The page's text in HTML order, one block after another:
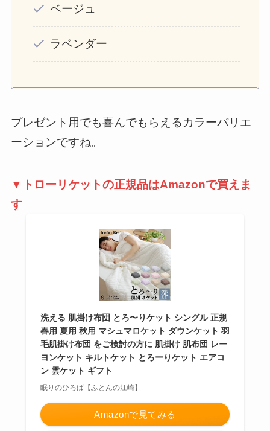
ベージュ
ラベンダー
プレゼント用でも喜んでもらえるカラーバリエ
ーションですね。
▼トローリケットの正規品はAmazonで買えま
す
洗える 肌掛け布団 とろ〜りケット シングル 正規
春用 夏用 秋用 マシュマロケット ダウンケット 羽
毛肌掛け布団 をご検討の方に 肌掛け 肌布団 レー
ヨンケット キルトケット とろーりケット エアコ
ン 雲ケット ギフト
眠りのひろば【ふとんの江崎】
Amazonで見てみる